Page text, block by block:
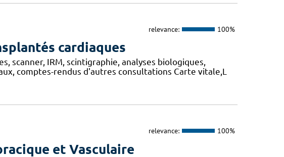
relevance: 100%
cardiaques
scanner, IRM, scintigraphie, analyses biologiques,
comptes-rendus d'autres consultations Carte vitale,L
relevance: 100%
et Vasculaire